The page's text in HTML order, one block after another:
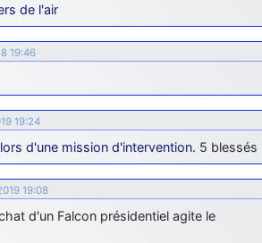
de l'air
19:46
19:24
d'une mission d'intervention. 5 blessés
19:08
d'un Falcon présidentiel agite le